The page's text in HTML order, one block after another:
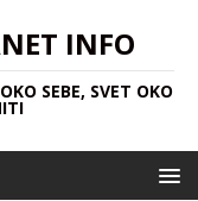
INFO
SEBE, SVET OKO